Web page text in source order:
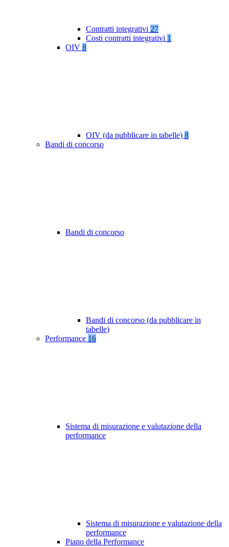
Contratti integrativi 27
Costi contratti integrativi 1
OIV 8
OIV (da pubblicare in tabelle) 8
Bandi di concorso
Bandi di concorso
Bandi di concorso (da pubblicare in
tabelle)
Performance 16
Sistema di misurazione e valutazione della
performance
Sistema di misurazione e valutazione della
performance
Piano della Performance